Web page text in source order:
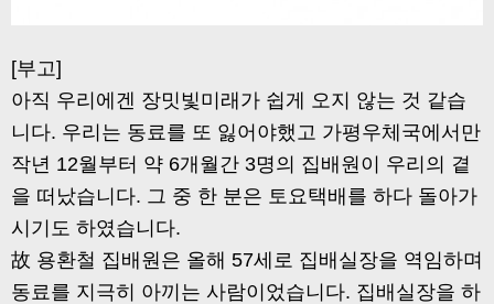
[부고]
아직 우리에겐 장밋빛미래가 쉽게 오지 않는 것 같습
니다. 우리는 동료를 또 잃어야했고 가평우체국에서만
작년 12월부터 약 6개월간 3명의 집배원이 우리의 곁
을 떠났습니다. 그 중 한 분은 토요택배를 하다 돌아가
시기도 하였습니다.
故 용환철 집배원은 올해 57세로 집배실장을 역임하며
동료를 지극히 아끼는 사람이었습니다. 집배실장을 하